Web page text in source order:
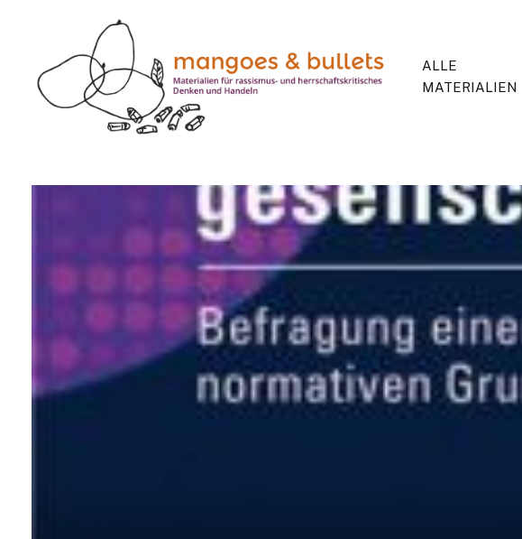
ALLE
MATERIALIEN